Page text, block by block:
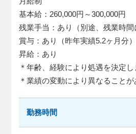
基本給：260,000円～300,000円
残業手当：あり（別途、残業時間
賞与：あり（昨年実績5.2ヶ月分）
昇給：あり
＊年齢、経験により処遇を決定し
＊業績の変動により異なることが
勤務時間